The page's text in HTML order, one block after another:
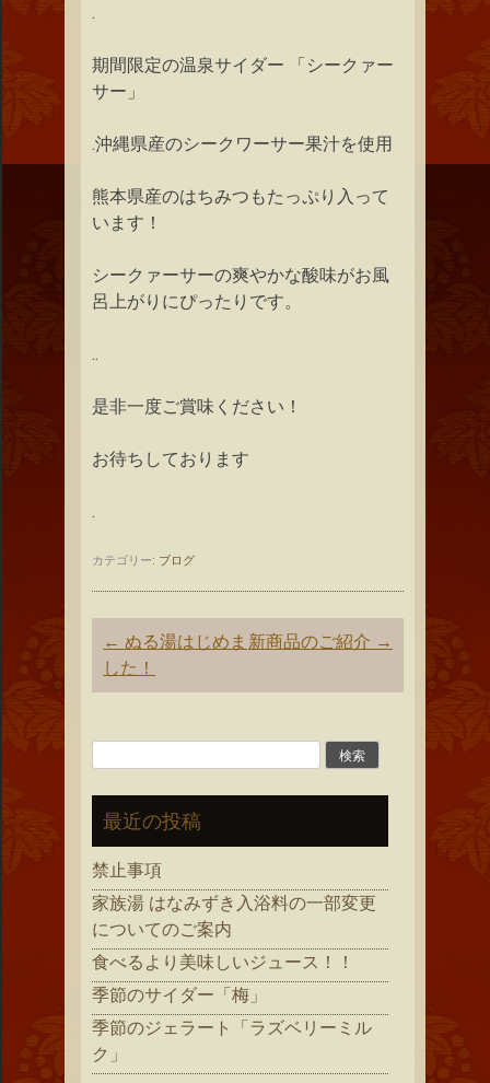
.
期間限定の温泉サイダー 「シークァー
サー」
.沖縄県産のシークワーサー果汁を使用
熊本県産のはちみつもたっぷり入って
います！
シークァーサーの爽やかな酸味がお風
呂上がりにぴったりです。
..
是非一度ご賞味ください！
お待ちしております
.
カテゴリー: ブログ
投
稿
ナ
ゲ
ー
シ
ョ
ン
← ぬる湯はじめま
した！
新商品のご紹介 →
最近の投稿
禁止事項
家族湯 はなみずき入浴料の一部変更
についてのご案内
食べるより美味しいジュース！！
季節のサイダー「梅」
季節のジェラート「ラズベリーミル
ク」